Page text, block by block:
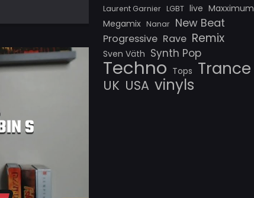
S
Laurent Garnier LGBT live Maxximum
Megamix Nanar New Beat
Progressive Rave Remix
Sven Väth Synth Pop
Techno Tops Trance
UK USA vinyls